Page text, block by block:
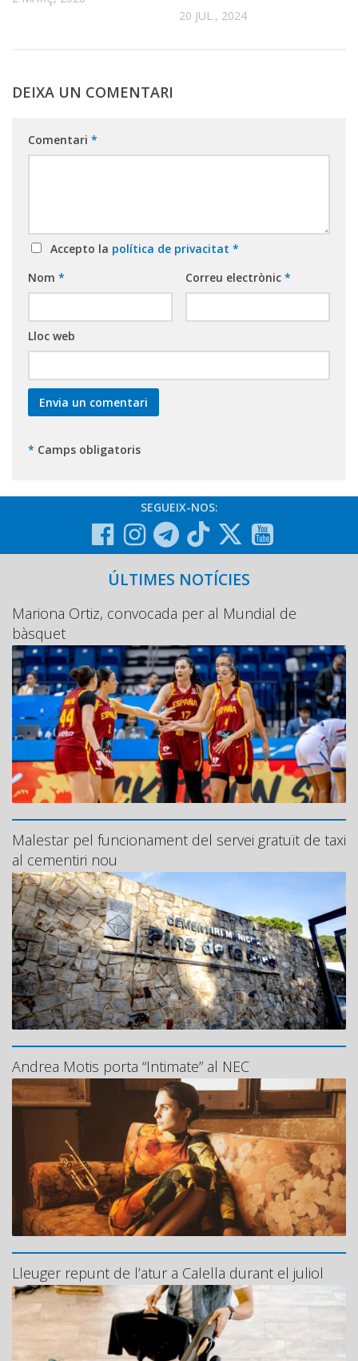
20 JUL., 2024
DEIXA UN COMENTARI
Comentari *
Accepto la política de privacitat *
Nom * Correu electrònic *
Lloc web
* Camps obligatoris
SEGUEIX-NOS:
ÚLTIMES NOTÍCIES
Mariona Ortiz, convocada per al Mundial de
bàsquet
Malestar pel funcionament del servei gratuït de taxi
al cementiri nou
Andrea Motis porta “Intimate” al NEC
Lleuger repunt de l’atur a Calella durant el juliol